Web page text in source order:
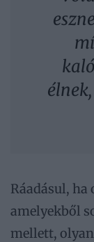
Ráadásul, ha
amelyekből
mellett,